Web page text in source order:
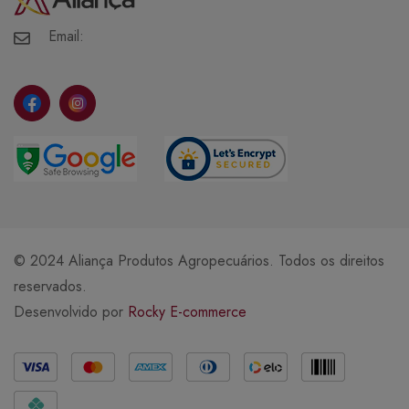
Meus Pedidos
Meus Favoritos
Email:
© 2024 Aliança Produtos Agropecuários. Todos os direitos
reservados.
Desenvolvido por Rocky E-commerce
Métodos de Pagamento